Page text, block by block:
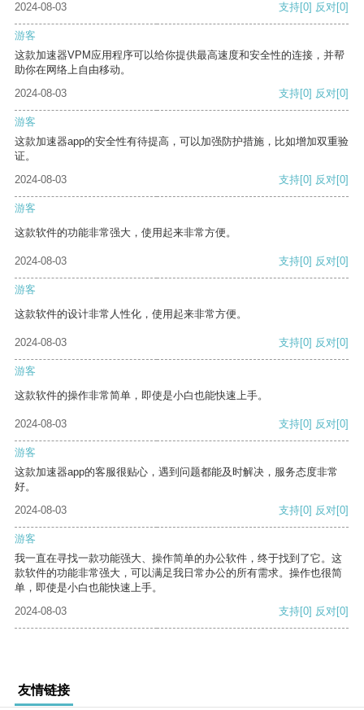
2024-08-03 支持[0] 反对[0]
游客
这款加速器VPM应用程序可以给你提供最高速度和安全性的连接，并帮
助你在网络上自由移动。
2024-08-03
支持[0] 反对[0]
游客
这款加速器app的安全性有待提高，可以加强防护措施，比如增加双重验
证。
2024-08-03
支持[0] 反对[0]
游客
这款软件的功能非常强大，使用起来非常方便。
2024-08-03 支持[0] 反对[0]
游客
这款软件的设计非常人性化，使用起来非常方便。
2024-08-03 支持[0] 反对[0]
游客
这款软件的操作非常简单，即使是小白也能快速上手。
2024-08-03 支持[0] 反对[0]
游客
这款加速器app的客服很贴心，遇到问题都能及时解决，服务态度非常
好。
2024-08-03
支持[0] 反对[0]
游客
我一直在寻找一款功能强大、操作简单的办公软件，终于找到了它。这
款软件的功能非常强大，可以满足我日常办公的所有需求。操作也很简
单，即使是小白也能快速上手。
2024-08-03
支持[0] 反对[0]
友情链接